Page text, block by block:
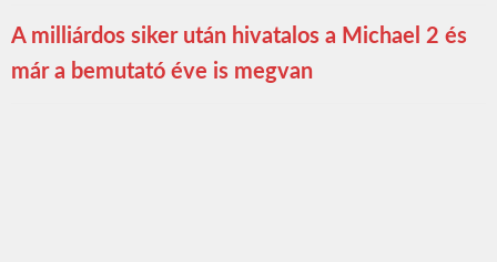
A milliárdos siker után hivatalos a Michael 2 és
már a bemutató éve is megvan